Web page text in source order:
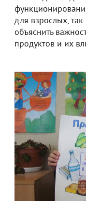
для взрослых,
объяснить
продуктов и их